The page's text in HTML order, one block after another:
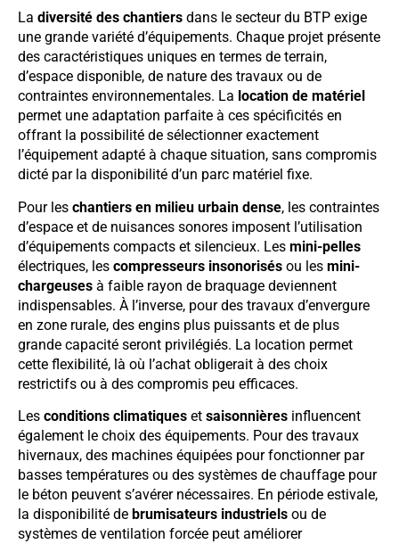
La diversité des chantiers dans le secteur du BTP exige
une grande variété d’équipements. Chaque projet présente
des caractéristiques uniques en termes de terrain,
d’espace disponible, de nature des travaux ou de
contraintes environnementales. La location de matériel
permet une adaptation parfaite à ces spécificités en
offrant la possibilité de sélectionner exactement
l’équipement adapté à chaque situation, sans compromis
dicté par la disponibilité d’un parc matériel fixe.
Pour les chantiers en milieu urbain dense, les contraintes
d’espace et de nuisances sonores imposent l’utilisation
d’équipements compacts et silencieux. Les mini-pelles
électriques, les compresseurs insonorisés ou les mini-
chargeuses à faible rayon de braquage deviennent
indispensables. À l’inverse, pour des travaux d’envergure
en zone rurale, des engins plus puissants et de plus
grande capacité seront privilégiés. La location permet
cette flexibilité, là où l’achat obligerait à des choix
restrictifs ou à des compromis peu efficaces.
Les conditions climatiques et saisonnières influencent
également le choix des équipements. Pour des travaux
hivernaux, des machines équipées pour fonctionner par
basses températures ou des systèmes de chauffage pour
le béton peuvent s’avérer nécessaires. En période estivale,
la disponibilité de brumisateurs industriels ou de
systèmes de ventilation forcée peut améliorer